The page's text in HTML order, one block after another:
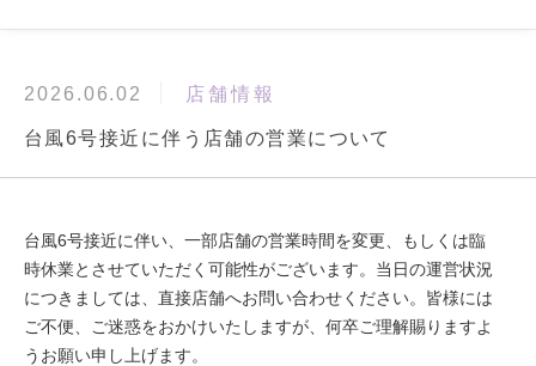
2026.06.02 店舗情報
台風6号接近に伴う店舗の営業について
台風6号接近に伴い、一部店舗の営業時間を変更、もしくは臨
時休業とさせていただく可能性がございます。当日の運営状況
につきましては、直接店舗へお問い合わせください。皆様には
ご不便、ご迷惑をおかけいたしますが、何卒ご理解賜りますよ
うお願い申し上げます。